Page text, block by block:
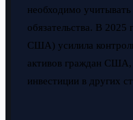
необходимо
обязательства. В 2025
США) усилила
активов граждан США,
инвестиции в других